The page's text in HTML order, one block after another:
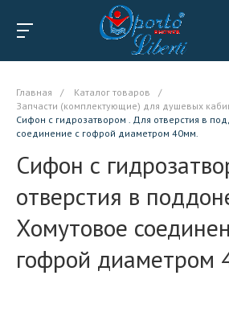
Главная / Каталог товаров
/
Запчасти (комплектующие) для душевых
Сифон с гидрозатвором . Для отверстия в
соединение с гофрой диаметром 40мм.
Сифон с
отверстия в
Хомутовое
гофрой диаметром